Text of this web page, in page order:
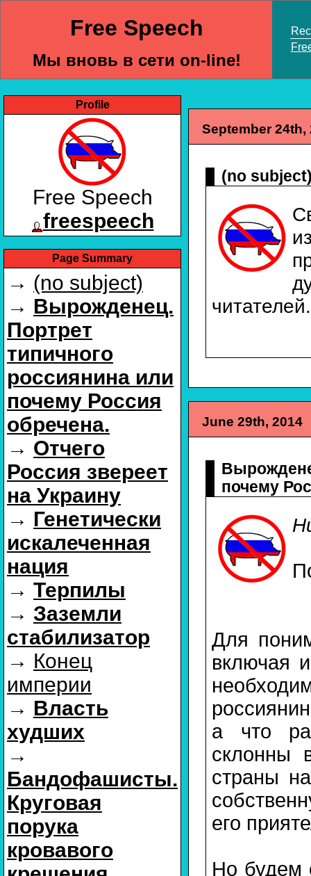
Free Speech
Мы вновь в сети on-line!
Profile
Free Speech
freespeech
Page Summary
→ (no subject)
→ Вырожденец.
Портрет
типичного
россиянина или
почему Россия
обречена.
→ Отчего
Россия звереет
на Украину
→ Генетически
искалеченная
нация
→ Терпилы
→ Заземли
стабилизатор
→ Конец
империи
→ Власть
худших
→
Бандофашисты.
Круговая
порука
кровавого
September 24th,
(no
June 29th, 2014
почему
Для
включая
а что
склонны
страны
его
Но будем